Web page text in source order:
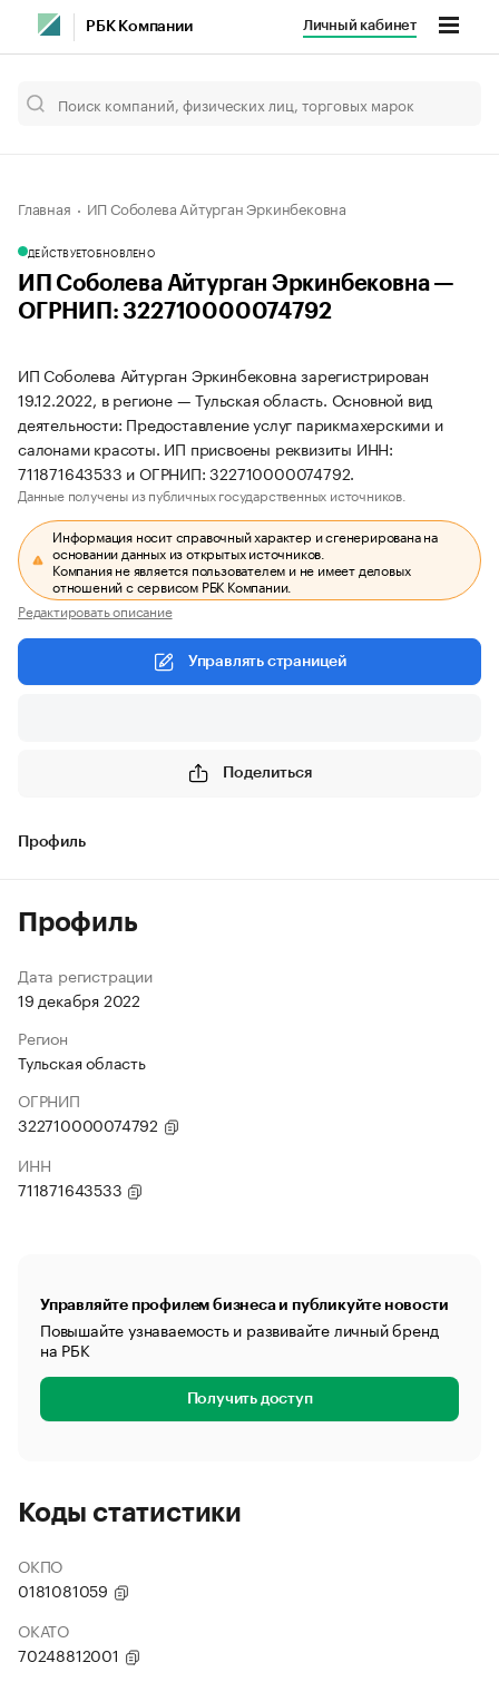
РБК Компании Личный кабинет
Главная ИП Соболева Айтурган Эркинбековна
ДЕЙСТВУЕТОБНОВЛЕНО
ИП Соболева Айтурган Эркинбековна —
ОГРНИП: 322710000074792
ИП Соболева Айтурган Эркинбековна зарегистрирован
19.12.2022, в регионе — Тульская область. Основной вид
деятельности: Предоставление услуг парикмахерскими и
салонами красоты. ИП присвоены реквизиты ИНН:
711871643533 и ОГРНИП: 322710000074792.
Данные получены из публичных государственных источников.
Информация носит справочный характер и сгенерирована на
основании данных из открытых источников.
Компания не является пользователем и не имеет деловых
отношений с сервисом РБК Компании.
Редактировать описание
Управлять страницей
Поделиться
Профиль
Профиль
Дата регистрации
19 декабря 2022
Регион
Тульская область
ОГРНИП
322710000074792
ИНН
711871643533
Управляйте профилем бизнеса и публикуйте новости
Повышайте узнаваемость и развивайте личный бренд
на РБК
Получить доступ
Коды статистики
ОКПО
0181081059
ОКАТО
70248812001